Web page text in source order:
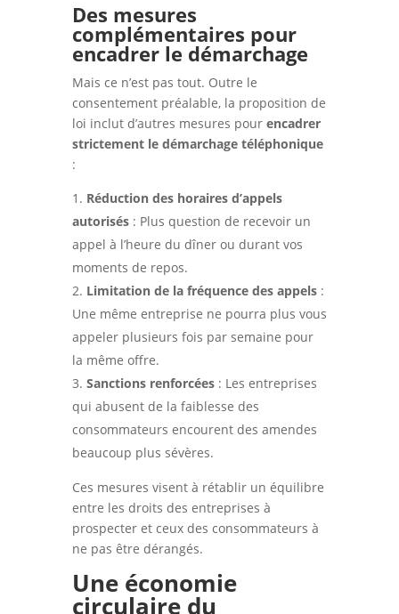
Des mesures
complémentaires pour
encadrer le démarchage
Mais ce n’est pas tout. Outre le
consentement préalable, la proposition de
loi inclut d’autres mesures pour encadrer
strictement le démarchage téléphonique
:
Réduction des horaires d’appels
autorisés: Plus question de recevoir un
appel à l’heure du dîner ou durant vos
moments de repos.
Limitation de la fréquence des appels:
Une même entreprise ne pourra plus vous
appeler plusieurs fois par semaine pour
la même offre.
Sanctions renforcées: Les entreprises
qui abusent de la faiblesse des
consommateurs encourent des amendes
beaucoup plus sévères.
Ces mesures visent à rétablir un équilibre
entre les droits des entreprises à
prospecter et ceux des consommateurs à
ne pas être dérangés.
Une économie
circulaire du